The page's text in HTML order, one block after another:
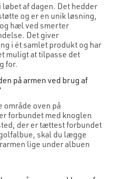
af dagen. Det hedder
og er en unik løsning,
hæl ved smerter
Det giver
i ét samlet produkt og har
muligt at tilpasse det
for.
på armen ved brug af
område oven på
forbundet med knoglen
der er tættest forbundet
skal du lægge
lige under albuen